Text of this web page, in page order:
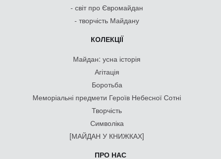
- світ про Євромайдан
- творчість Майдану
КОЛЕКЦІЇ
Майдан: усна історія
Агітація
Боротьба
Меморіальні предмети Героїв Небесної Сотні
Творчість
Символіка
[МАЙДАН У КНИЖКАХ]
ПРО НАС